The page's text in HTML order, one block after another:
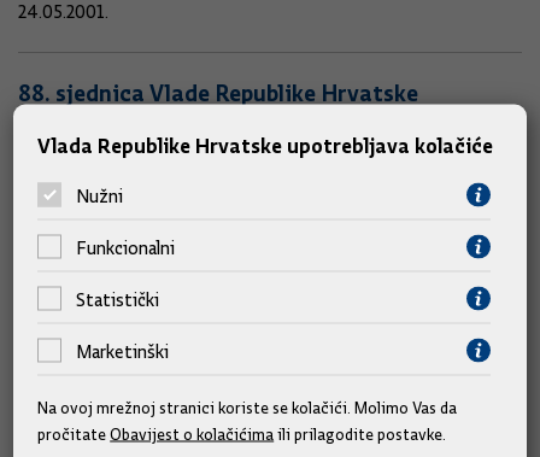
24.05.2001.
88. sjednica Vlade Republike Hrvatske
22.05.2001.
87. sjednica Vlade Republike Hrvatske
17.05.2001.
86. sjednica Vlade Republike Hrvatske
Vlada Republike Hrvatske upotrebljava kolačiće
Nužni
Funkcionalni
Statistički
Marketinški
Na ovoj mrežnoj stranici koriste se kolačići. Molimo Vas da
pročitateObavijest o kolačićimaili prilagodite postavke.